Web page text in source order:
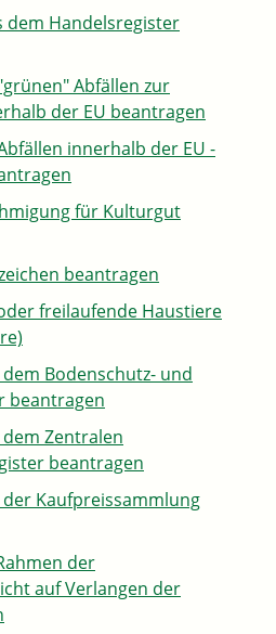
dem Handelsregister
Abfällen zur
der EU beantragen
innerhalb der EU -
für Kulturgut
beantragen
freilaufende Haustiere
Bodenschutz- und
beantragen
Zentralen
beantragen
Kaufpreissammlung
der
auf Verlangen der